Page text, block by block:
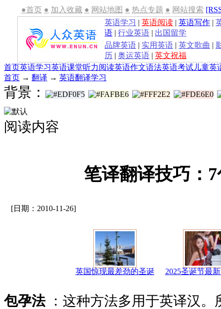
●首页 ● 加入收藏 ● 网站地图 ● 热点专题 ● 网站搜索
英语学习 | 英语阅读 | 英语写作 |
语 | 行业英语 | 出国留学
品牌英语 | 实用英语 | 英文歌曲 |
历 | 奥运英语 | 英文祝福
首页英语学习英语课堂听力阅读英语作文语法英语考试 儿童英
首页 → 翻译 → 英语翻译学习
背景：
阅读内容
笔译翻译技巧：
[日期：2010-11-26]
英国惊现最差劲的圣诞 2025圣诞节最
包孕法 ：这种方法多用于英译汉